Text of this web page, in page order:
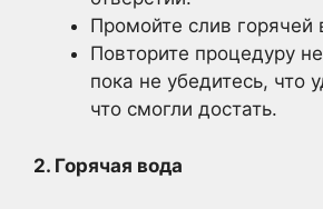
Промойте слив горячей
Повторите процедуру
пока не убедитесь, что
что смогли достать.
2. Горячая вода